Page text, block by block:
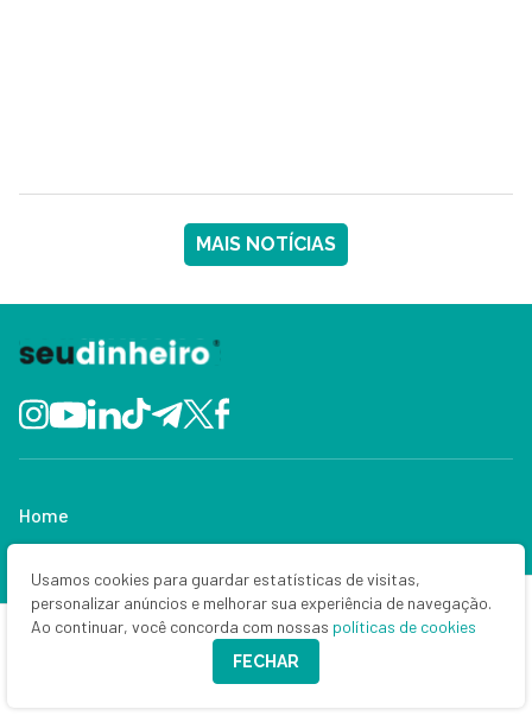
MAIS NOTÍCIAS
Home
Bolsa e dólar
Usamos cookies para guardar estatísticas de visitas,
personalizar anúncios e melhorar sua experiência de navegação.
Ao continuar, você concorda com nossas políticas de cookies
FECHAR